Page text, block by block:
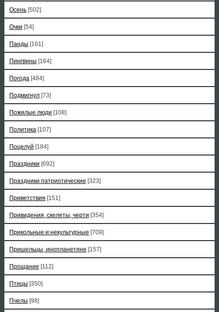
Осень [502]
Очки [54]
Панды [161]
Пингвины [164]
Погода [484]
Подмигнул [73]
Пожилые люди [108]
Политика [107]
Поцелуй [184]
Праздники [692]
Праздники патриотические [323]
Приветствия [151]
Привидения, скелеты, черти [354]
Прикольные и некультурные [709]
Пришельцы, инопланетяне [157]
Прощание [112]
Птицы [350]
Пчелы [98]